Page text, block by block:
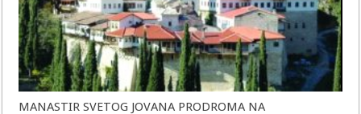
MANASTIR SVETOG JOVANA PRODROMA NA